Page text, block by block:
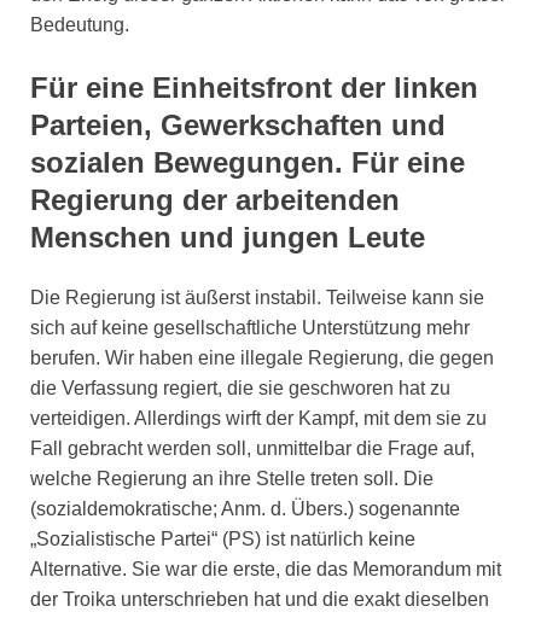
Bedeutung.
Für eine Einheitsfront der linken
Parteien, Gewerkschaften und
sozialen Bewegungen. Für eine
Regierung der arbeitenden
Menschen und jungen Leute
Die Regierung ist äußerst instabil. Teilweise kann sie
sich auf keine gesellschaftliche Unterstützung mehr
berufen. Wir haben eine illegale Regierung, die gegen
die Verfassung regiert, die sie geschworen hat zu
verteidigen. Allerdings wirft der Kampf, mit dem sie zu
Fall gebracht werden soll, unmittelbar die Frage auf,
welche Regierung an ihre Stelle treten soll. Die
(sozialdemokratische; Anm. d. Übers.) sogenannte
„Sozialistische Partei“ (PS) ist natürlich keine
Alternative. Sie war die erste, die das Memorandum mit
der Troika unterschrieben hat und die exakt dieselben